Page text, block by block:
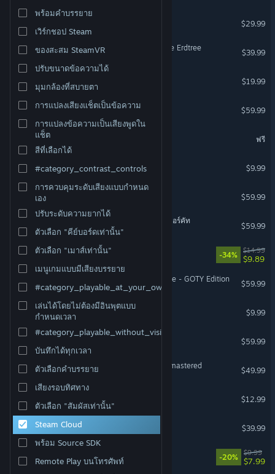
เหมาะสำหรับครอบครัว
พร้อมคำบรรยาย
เวิร์กชอป Steam
ของสะสม SteamVR
ปรับขนาดข้อความได้
มุมกล้องที่สบายตา
การแปลงเสียงแช็ตเป็นข้อความ
การแปลงข้อความเป็นเสียงพูดใน
แช็ต
สีที่เลือกได้
#category_contrast_controls
การควบคุมระดับเสียงแบบกำหนด
เอง
ปรับระดับความยากได้
ตัวเลือก "คีย์บอร์ดเท่านั้น"
ตัวเลือก "เมาส์เท่านั้น"
เมนูเกมแบบมีเสียงบรรยาย
#category_playable_at_your_own_pace
เล่นได้โดยไม่ต้องมีอินพุตแบบ
กำหนดเวลา
#category_playable_without_vision
บันทึกได้ทุกเวลา
ตัวเลือกคำบรรยาย
เสียงรอบทิศทาง
ตัวเลือก "สัมผัสเท่านั้น"
Steam Cloud
พร้อม Source SDK
Remote Play บนโทรศัพท์
Enshrouded
$29.99
ELDEN RING Shadow of the Erdtree
$39.99
$19.99
Stellar Blade™
$59.99
ฟรี
$9.99
ก็อดออฟวอร์ แร็กนาร็อก
$59.99
Ghost of Tsushima ไดเร็กเตอร์คัท
$59.99
BALL x PIT
-34%
$14.99
$9.89
Sekiro™: Shadows Die Twice - GOTY Edition
$59.99
Left 4 Dead 2
$9.99
The Last of Us™ Part I
$59.99
The Last of Us™ Part II Remastered
$49.99
$12.99
Grounded
$39.99
-20%
$9.99
$7.99